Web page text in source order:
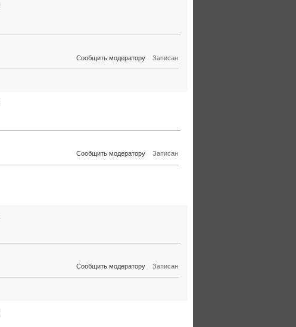
Сообщить модератору Записан
Сообщить модератору Записан
Сообщить модератору Записан